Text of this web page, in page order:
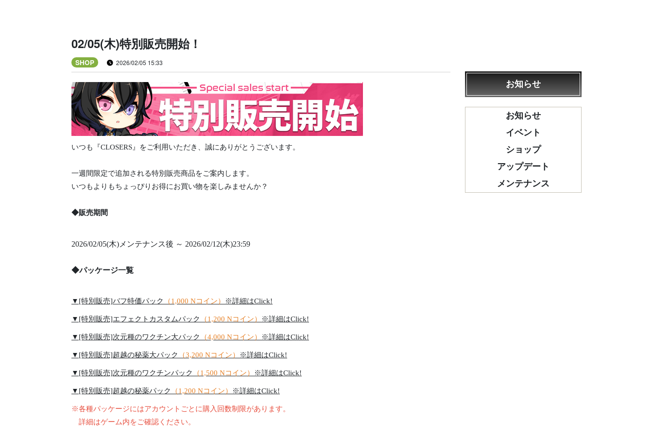
02/05(木)特別販売開始！
SHOP 2026/02/05 15:33
いつも『CLOSERS』をご利用いただき、誠にありがとうございます。
一週間限定で追加される特別販売商品をご案内します。
いつもよりもちょっぴりお得にお買い物を楽しみませんか？
◆販売期間
2026/02/05(木)メンテナンス後 ～ 2026/02/12(木)23:59
◆パッケージ一覧
▼[特別販売]バフ特価パック （1,000 Nコイン） ※詳細はClick!
▼[特別販売]エフェクトカスタムパック （1,200 Nコイン） ※詳細はClick!
▼[特別販売]次元種のワクチン大パック （4,000 Nコイン） ※詳細はClick!
▼[特別販売]超越の秘薬大パック （3,200 Nコイン） ※詳細はClick!
▼[特別販売]次元種のワクチンパック （1,500 Nコイン） ※詳細はClick!
▼[特別販売]超越の秘薬パック （1,200 Nコイン） ※詳細はClick!
※各種パッケージにはアカウントごとに購入回数制限があります。
詳細はゲーム内をご確認ください。
お知らせ
お知らせ
イベント
ショップ
アップデート
メンテナンス